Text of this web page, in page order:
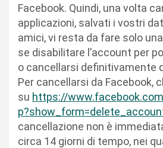
Facebook. Quindi, una volta
applicazioni, salvati i vostri
amici, vi resta da fare solo
se disabilitare l’account per
o cancellarsi definitivamente
Per cancellarsi da Facebook,
su https://
cancellazione non è
circa 14 giorni di tempo, nei